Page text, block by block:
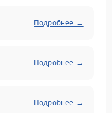
Подробнее →
Подробнее →
Подробнее →